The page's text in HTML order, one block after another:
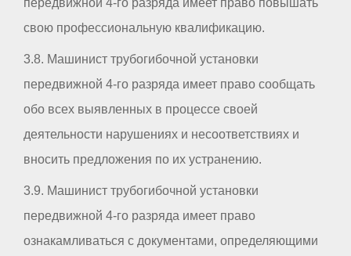
передвижной 4-го разряда имеет право повышать
свою профессиональную квалификацию.
3.8. Машинист трубогибочной установки
передвижной 4-го разряда имеет право сообщать
обо всех выявленных в процессе своей
деятельности нарушениях и несоответствиях и
вносить предложения по их устранению.
3.9. Машинист трубогибочной установки
передвижной 4-го разряда имеет право
ознакамливаться с документами, определяющими